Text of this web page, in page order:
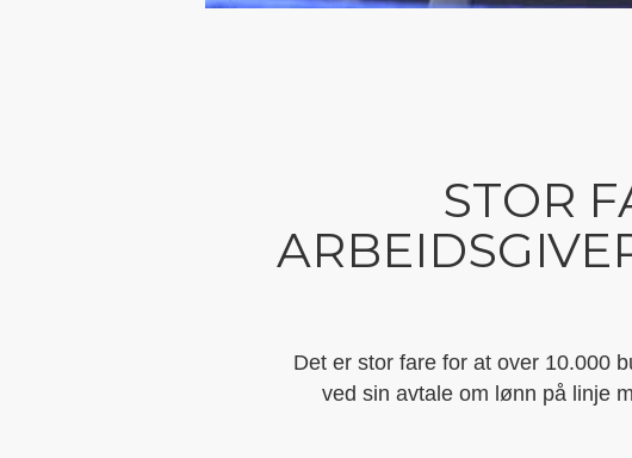
STOR
Det er stor fare for at over 10.000
ved sin avtale om lønn på linje